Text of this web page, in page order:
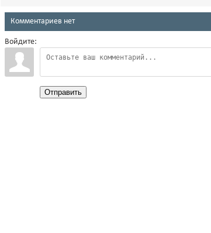
Комментариев нет
Войдите:
Отправить